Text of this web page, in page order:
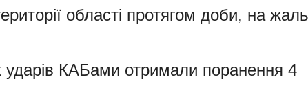
області протягом доби, на
ударів КАБами отримали поранення 4